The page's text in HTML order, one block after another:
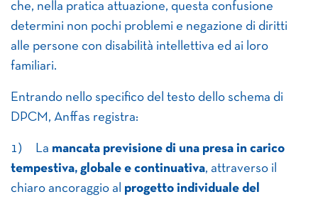
che, nella pratica attuazione, questa confusione
determini non pochi problemi e negazione di diritti
alle persone con disabilità intellettiva ed ai loro
familiari.
Entrando nello specifico del testo dello schema di
DPCM, Anffas registra:
1) La mancata previsione di una presa in carico
tempestiva, globale e continuativa, attraverso il
chiaro ancoraggio al progetto individuale del